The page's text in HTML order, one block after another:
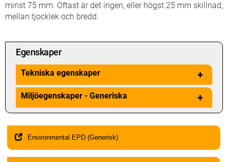
minst 75 mm. Oftast är det ingen, eller högst 25 mm skillnad,
mellan tjocklek och bredd.
Egenskaper
Tekniska egenskaper +
Miljöegenskaper - Generiska +
Environmental EPD (Generisk)